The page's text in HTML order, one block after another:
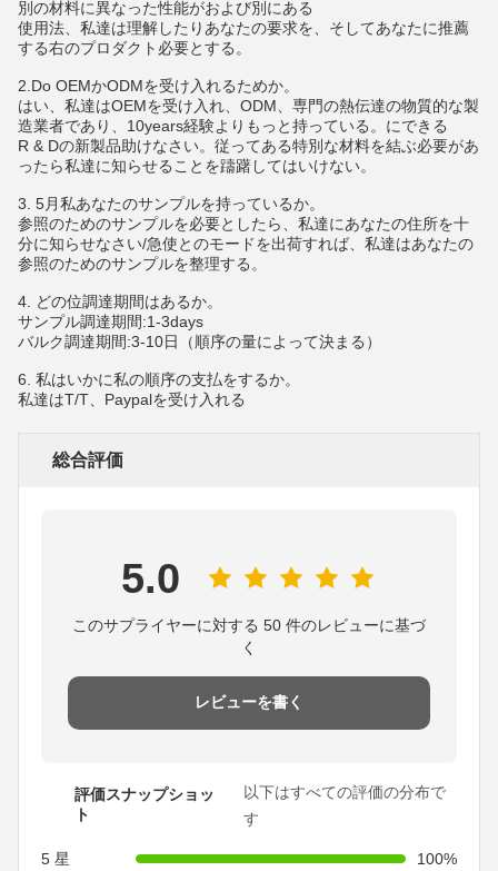
別の材料に異なった性能がおよび別にある
使用法、私達は理解したりあなたの要求を、そしてあなたに推薦
する右のプロダクト必要とする。
2.Do OEMかODMを受け入れるためか。
はい、私達はOEMを受け入れ、ODM、専門の熱伝達の物質的な製
造業者であり、10years経験よりもっと持っている。にできる
R & Dの新製品助けなさい。従ってある特別な材料を結ぶ必要があ
ったら私達に知らせることを躊躇してはいけない。
3. 5月私あなたのサンプルを持っているか。
参照のためのサンプルを必要としたら、私達にあなたの住所を十
分に知らせなさい/急使とのモードを出荷すれば、私達はあなたの
参照のためのサンプルを整理する。
4. どの位調達期間はあるか。
サンプル調達期間:1-3days
バルク調達期間:3-10日（順序の量によって決まる）
6. 私はいかに私の順序の支払をするか。
私達はT/T、Paypalを受け入れる
総合評価
5.0
このサプライヤーに対する 50 件のレビューに基づ
く
レビューを書く
評価スナップショッ
ト
以下はすべての評価の分布で
す
5 星
100%